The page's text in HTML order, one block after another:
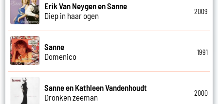
Erik Van Neygen en Sanne
Diep in haar ogen
2009
Sanne
Domenico
1991
Sanne en Kathleen Vandenhoudt
Dronken zeeman
2000